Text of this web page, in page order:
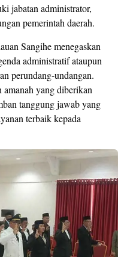
jabatan administrator,
pemerintah daerah.
Sangihe menegaskan
administratif ataupun
perundang-undangan.
yang diberikan
tanggung jawab yang
terbaik kepada